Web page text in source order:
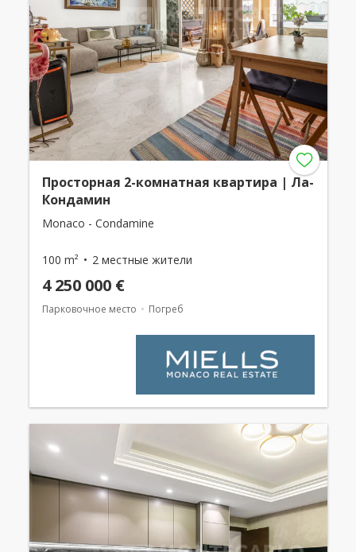
Просторная 2-комнатная квартира | Ла-
Кондамин
Monaco - Condamine
100 m² 2 местные жители
4 250 000 €
Парковочное место Погреб